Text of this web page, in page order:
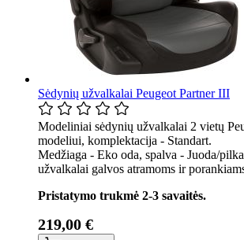
Sėdynių užvalkalai Peugeot Partner III
Modeliniai sėdynių užvalkalai 2 vietų
modeliui, komplektacija - Standart.
Medžiaga - Eko oda, spalva - Juoda/
užvalkalai galvos atramoms ir
Pristatymo trukmė 2-3 savaitės.
219,00 €